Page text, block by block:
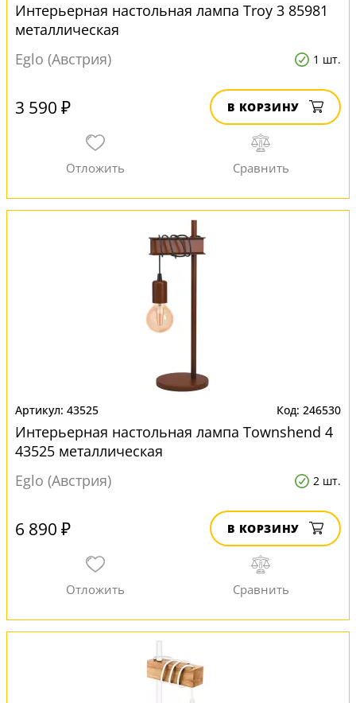
Интерьерная настольная лампа Troy 3 85981
металлическая
Eglo (Австрия)
1 шт.
3 590 ₽ В КОРЗИНУ
43525 246530
Интерьерная настольная лампа Townshend 4
43525 металлическая
Eglo (Австрия)
2 шт.
6 890 ₽ В КОРЗИНУ